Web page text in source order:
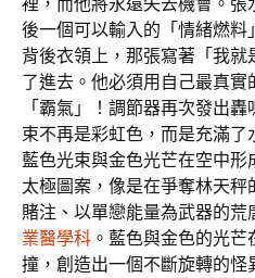
後一個可以輸入的「情緒燃
背後衣領上，那張寫著「我
了進去。他必須用自己最真
「霸氣」！調節器再次發出
束不再是彩虹色，而是充滿了
藍色光束與金色光芒在空中
太極圖案，像是在爭奪林天
賭注、以單戀能量為武器的荒
業醫學科 。藍色與金色的光
撞，創造出一個不斷旋轉的